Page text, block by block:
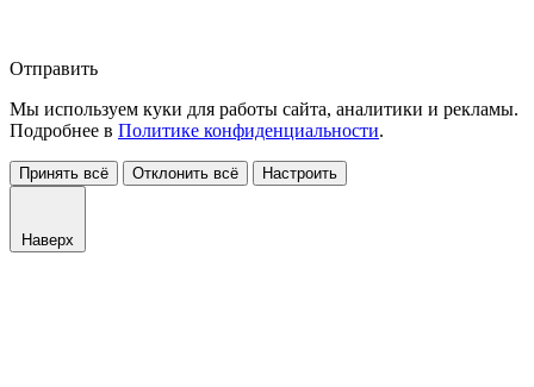
Отправить
Мы используем куки для работы сайта, аналитики и рекламы.
Подробнее в Политике конфиденциальности.
Принять всё Отклонить всё Настроить
Наверх